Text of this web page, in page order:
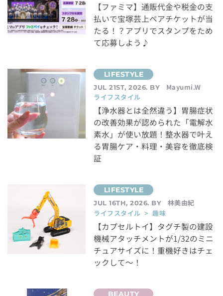
【ファミマ】通販代金や税金の支
払いで宝塚芸上ペアチケットが当
たる！？アプリでスタンプをため
て応募しよう♪
JUL 21ST, 2026. BY
Mayumi.W
ライフスタイル
【浄水器とは全然違う】胃腸症状
の改善効果が認められた「電解水
素水」が使い放題！整水器で叶え
る胃腸ケア・料理・美容を徹底検
証
JUL 16TH, 2026. BY
林美由紀
ライフスタイル > 趣味
【カプセルトイ】タグチ製の建設
機械アタッチメントが1/32のミニ
チュアサイズに！重機好きはチェ
ックして～！